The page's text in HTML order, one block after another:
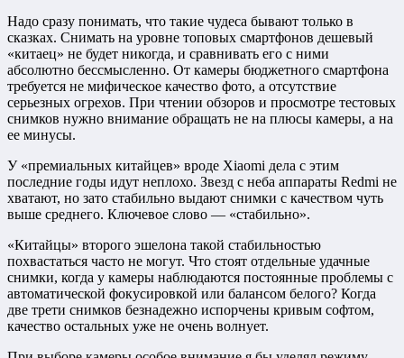
Надо сразу понимать, что такие чудеса бывают только в
сказках. Снимать на уровне топовых смартфонов дешевый
«китаец» не будет никогда, и сравнивать его с ними
абсолютно бессмысленно. От камеры бюджетного смартфона
требуется не мифическое качество фото, а отсутствие
серьезных огрехов. При чтении обзоров и просмотре тестовых
снимков нужно внимание обращать не на плюсы камеры, а на
ее минусы.
У «премиальных китайцев» вроде Xiaomi дела с этим
последние годы идут неплохо. Звезд с неба аппараты Redmi не
хватают, но зато стабильно выдают снимки с качеством чуть
выше среднего. Ключевое слово — «стабильно».
«Китайцы» второго эшелона такой стабильностью
похвастаться часто не могут. Что стоят отдельные удачные
снимки, когда у камеры наблюдаются постоянные проблемы с
автоматической фокусировкой или балансом белого? Когда
две трети снимков безнадежно испорчены кривым софтом,
качество остальных уже не очень волнует.